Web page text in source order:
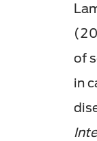
of
in